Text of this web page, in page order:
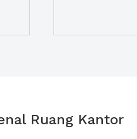
Ruang Kantor